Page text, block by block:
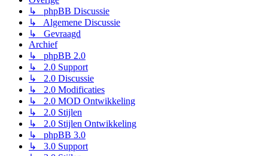
↳ phpBB Discussie
↳ Algemene Discussie
↳ Gevraagd
Archief
↳ phpBB 2.0
↳ 2.0 Support
↳ 2.0 Discussie
↳ 2.0 Modificaties
↳ 2.0 MOD Ontwikkeling
↳ 2.0 Stijlen
↳ 2.0 Stijlen Ontwikkeling
↳ phpBB 3.0
↳ 3.0 Support